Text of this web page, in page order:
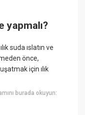
yapmalı?
suda ıslatın ve
önce,
için ılık
burada okuyun: